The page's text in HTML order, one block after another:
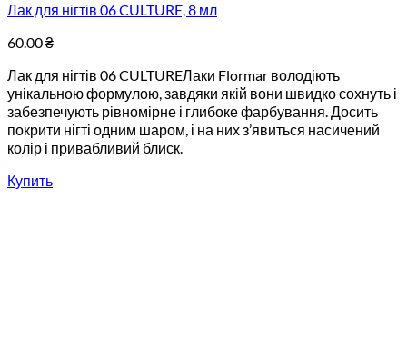
Лак для нігтів 06 CULTURE, 8 мл
60.00₴
Лак для нігтів 06 CULTUREЛаки Flormar володіють
унікальною формулою, завдяки якій вони швидко сохнуть і
забезпечують рівномірне і глибоке фарбування. Досить
покрити нігті одним шаром, і на них з’явиться насичений
колір і привабливий блиск.
Купить